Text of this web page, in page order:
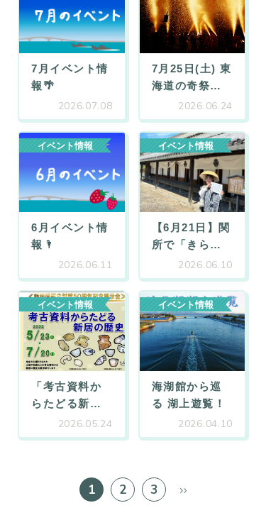
7月イベント情
報🌴
2026.07.08
7月25日(土) 東
海道の奇祭…
2026.06.24
イベント情報
6月イベント情
報🌂
2026.06.11
イベント情報
【6月21日】関
所で「きら…
2026.06.10
イベント情報
「考古資料か
らたどる新…
2026.05.24
イベント情報
海湖館から巡
る 湖上遊覧！
2026.04.10
1 2 3